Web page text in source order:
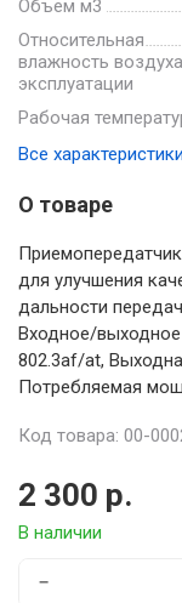
Объем м3
Относительная
влажность воздуха
эксплуатации
Рабочая
Все характеристики
О товаре
для улучшения
дальности
Входное/выходное
802.3af/at,
Потребляемая
Код товара: 00-
2 300 р.
В наличии
−